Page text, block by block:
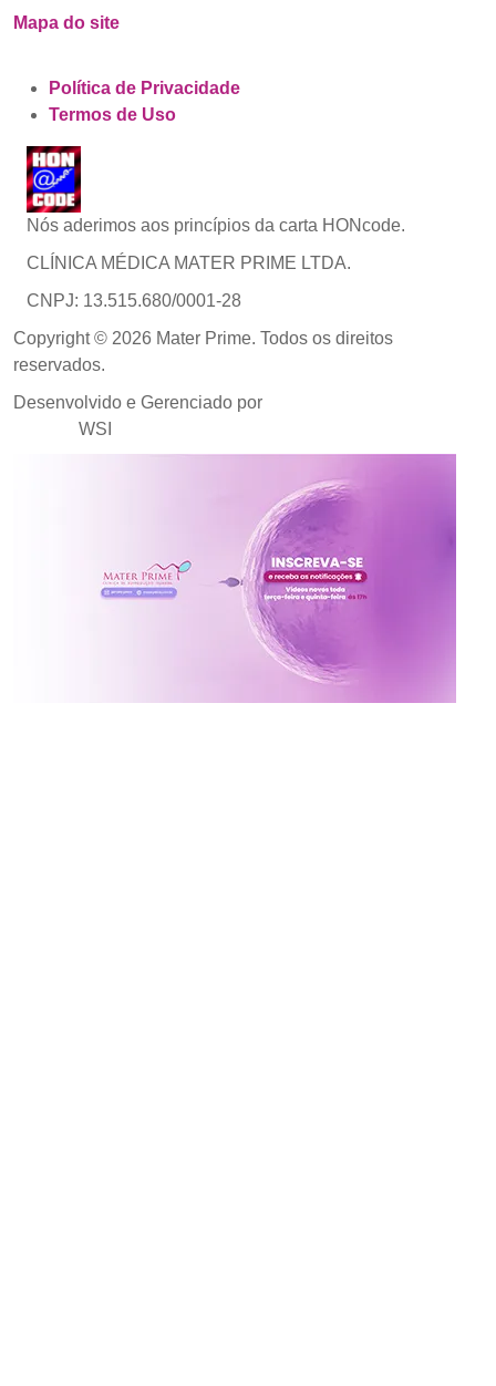
Mapa do site
Política de Privacidade
Termos de Uso
Nós aderimos aos princípios da carta HONcode.
CLÍNICA MÉDICA MATER PRIME LTDA.
CNPJ: 13.515.680/0001-28
Copyright © 2026 Mater Prime. Todos os direitos
reservados.
Desenvolvido e Gerenciado por
WSI